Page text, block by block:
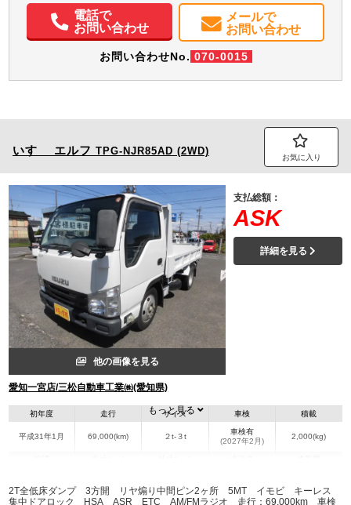
電話で
お問い合わせ
メールで
お問い合わせ
お問い合わせNo. 070-0015
いすゞ エルフ TPG-NJR85AD (2WD)
お気に入り
他の画像を見る
愛知一宮店/三松自動車工業㈱(愛知県)
支払総額：
ASK
詳細を見る
初年度
平成31年1月
走行
69,000(km)
サイズ
２t-３t
車検
車検有
(2027年2月)
積載
2,000(kg)
愛知県
W:1,600
H:320
W:1,690
H:1,970
もっと見る
2T全低床ダンプ 3方開 リヤ煽り中間ピン2ヶ所 5MT イモビ キーレス
集中ドアロック HSA ASR ETC AM/FMラジオ 走行：69.000km 車検